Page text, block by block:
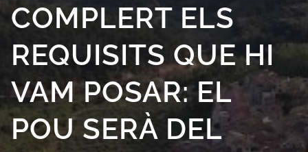
COMPLERT ELS
REQUISITS QUE HI
VAM POSAR: EL
POU SERÀ DEL